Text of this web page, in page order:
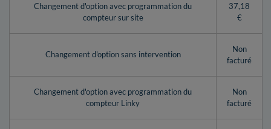
Changement d'option avec programmation du
compteur sur site
37,18
€
Changement d'option sans intervention
Non
facturé
Changement d'option avec programmation du
compteur Linky
Non
facturé